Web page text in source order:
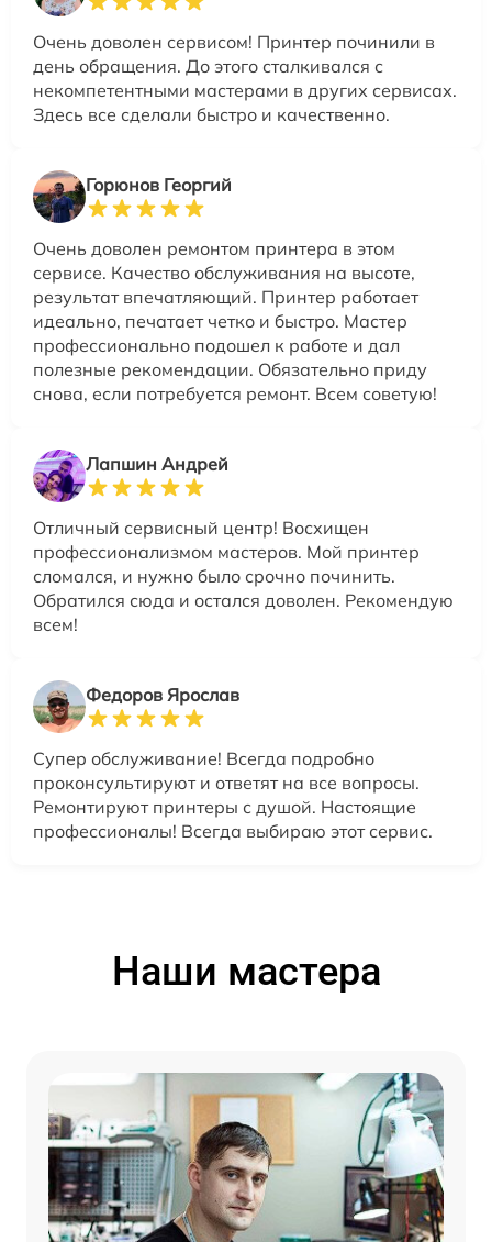
Очень доволен сервисом! Принтер починили в
день обращения. До этого сталкивался с
некомпетентными мастерами в других сервисах.
Здесь все сделали быстро и качественно.
Горюнов Георгий
Очень доволен ремонтом принтера в этом
сервисе. Качество обслуживания на высоте,
результат впечатляющий. Принтер работает
идеально, печатает четко и быстро. Мастер
профессионально подошел к работе и дал
полезные рекомендации. Обязательно приду
снова, если потребуется ремонт. Всем советую!
Лапшин Андрей
Отличный сервисный центр! Восхищен
профессионализмом мастеров. Мой принтер
сломался, и нужно было срочно починить.
Обратился сюда и остался доволен. Рекомендую
всем!
Федоров Ярослав
Супер обслуживание! Всегда подробно
проконсультируют и ответят на все вопросы.
Ремонтируют принтеры с душой. Настоящие
профессионалы! Всегда выбираю этот сервис.
Наши мастера